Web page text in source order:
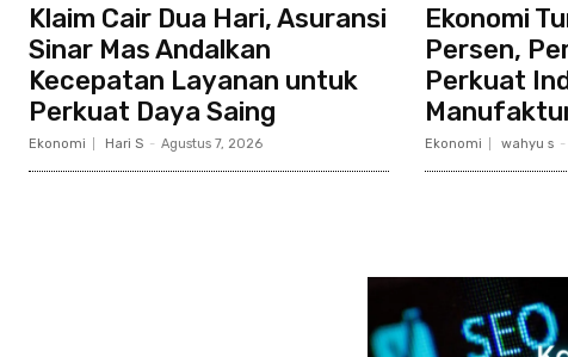
Klaim Cair Dua Hari, Asuransi
Sinar Mas Andalkan
Kecepatan Layanan untuk
Perkuat Daya Saing
Ekonomi Hari S - Agustus 7, 2026
Ekonomi
Persen,
Perkuat
Ekonomi wahyu s -